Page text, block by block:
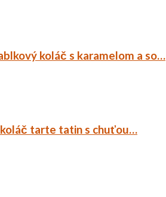
koláč s karamelom a so…
tarte tatin s chuťou…